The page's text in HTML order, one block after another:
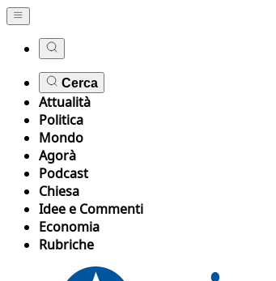
Cerca
Attualità
Politica
Mondo
Agorà
Podcast
Chiesa
Idee e Commenti
Economia
Rubriche